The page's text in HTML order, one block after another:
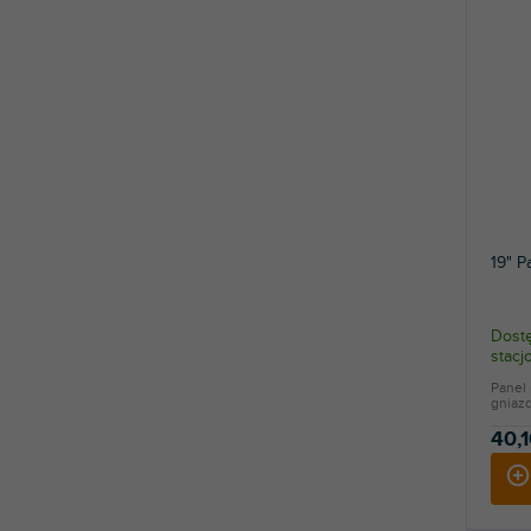
19"
Panel